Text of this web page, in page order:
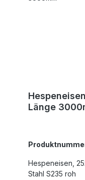
Länge
Hespeneisen,
Stahl S235 roh